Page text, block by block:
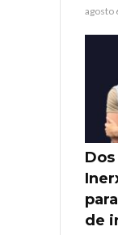
agosto
de